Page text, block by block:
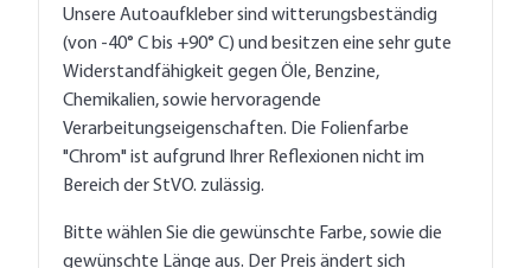
Unsere Autoaufkleber sind witterungsbeständig
(von -40° C bis +90° C) und besitzen eine sehr gute
Widerstandfähigkeit gegen Öle, Benzine,
Chemikalien, sowie hervoragende
Verarbeitungseigenschaften. Die Folienfarbe
"Chrom" ist aufgrund Ihrer Reflexionen nicht im
Bereich der StVO. zulässig.
Bitte wählen Sie die gewünschte Farbe, sowie die
gewünschte Länge aus. Der Preis ändert sich